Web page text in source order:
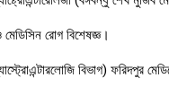
মেডিসিন রোগ বিশেষজ্ঞ।
বিভাগ) ফরিদপুর